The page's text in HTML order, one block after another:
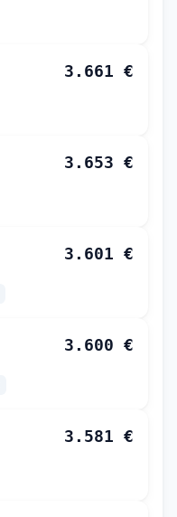
3.661 €
3.653 €
3.601 €
3.600 €
3.581 €